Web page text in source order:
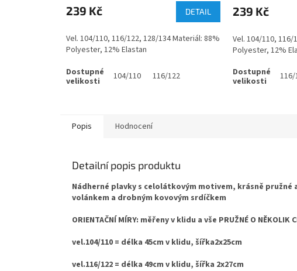
239 Kč DETAIL
Vel. 104/110, 116/122, 128/134 Materiál: 88%
Polyester, 12% Elastan
104/110 116/122
239 Kč
Vel. 104/110,
Polyester, 12%
116/
Popis Hodnocení
Detailní popis produktu
Nádherné plavky s celolátkovým motivem, krásně
volánkem a drobným kovovým srdíčkem
ORIENTAČNÍ MÍRY: měřeny v klidu a vše PRUŽNÉ O NĚKOLIK
vel.104/110 = délka 45cm v klidu, šířka2x25cm
vel.116/122 = délka 49cm v klidu, šířka 2x27cm